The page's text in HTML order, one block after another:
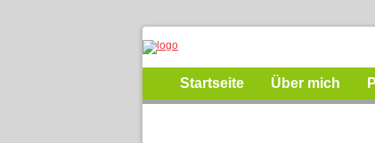
Startseite Über mich